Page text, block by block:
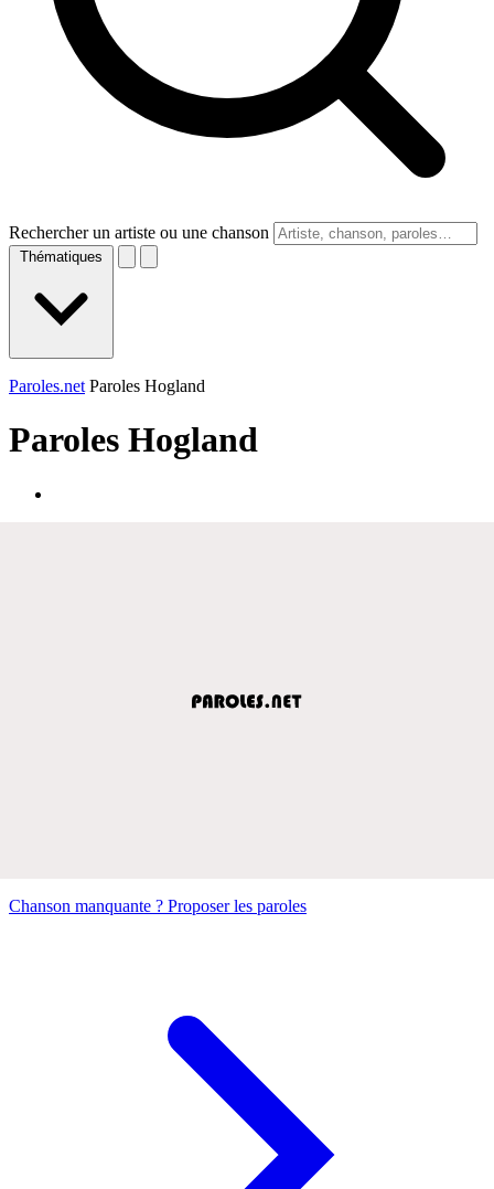
Rechercher un artiste ou une chanson
Thématiques
Paroles.net Paroles Hogland
Paroles Hogland
Chanson manquante ? Proposer les paroles